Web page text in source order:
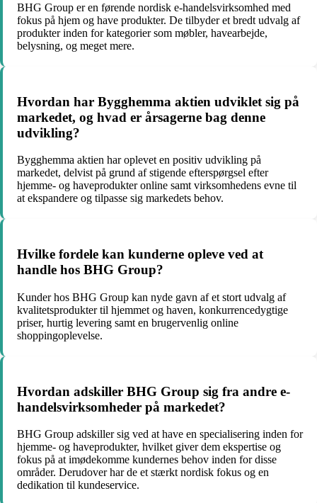
BHG Group er en førende nordisk e-handelsvirksomhed med
fokus på hjem og have produkter. De tilbyder et bredt udvalg af
produkter inden for kategorier som møbler, havearbejde,
belysning, og meget mere.
Hvordan har Bygghemma aktien udviklet sig på
markedet, og hvad er årsagerne bag denne
udvikling?
Bygghemma aktien har oplevet en positiv udvikling på
markedet, delvist på grund af stigende efterspørgsel efter
hjemme- og haveprodukter online samt virksomhedens evne til
at ekspandere og tilpasse sig markedets behov.
Hvilke fordele kan kunderne opleve ved at
handle hos BHG Group?
Kunder hos BHG Group kan nyde gavn af et stort udvalg af
kvalitetsprodukter til hjemmet og haven, konkurrencedygtige
priser, hurtig levering samt en brugervenlig online
shoppingoplevelse.
Hvordan adskiller BHG Group sig fra andre e-
handelsvirksomheder på markedet?
BHG Group adskiller sig ved at have en specialisering inden for
hjemme- og haveprodukter, hvilket giver dem ekspertise og
fokus på at imødekomme kundernes behov inden for disse
områder. Derudover har de et stærkt nordisk fokus og en
dedikation til kundeservice.